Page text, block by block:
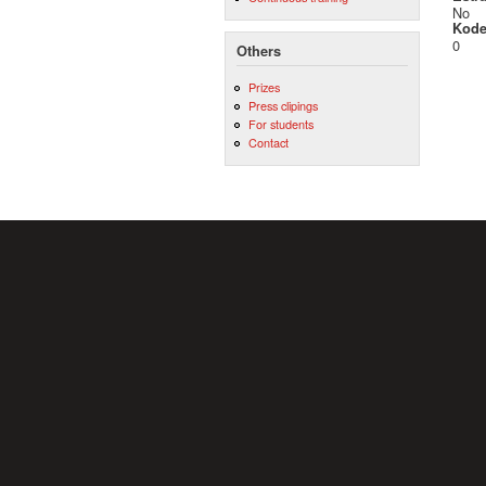
Others
Prizes
Press clipings
For students
Contact
No
0